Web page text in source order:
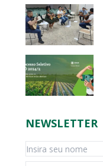
NEWSLETTER